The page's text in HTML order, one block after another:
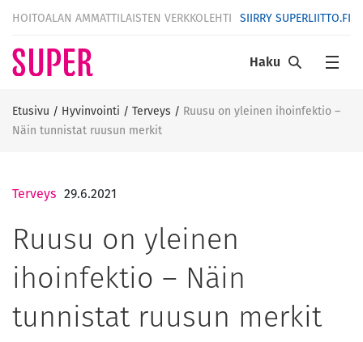
HOITOALAN AMMATTILAISTEN VERKKOLEHTI SIIRRY SUPERLIITTO.FI
Haku
Etusivu / Hyvinvointi / Terveys / Ruusu on yleinen ihoinfektio –
Näin tunnistat ruusun merkit
Terveys 29.6.2021
Ruusu on yleinen
ihoinfektio – Näin
tunnistat ruusun merkit